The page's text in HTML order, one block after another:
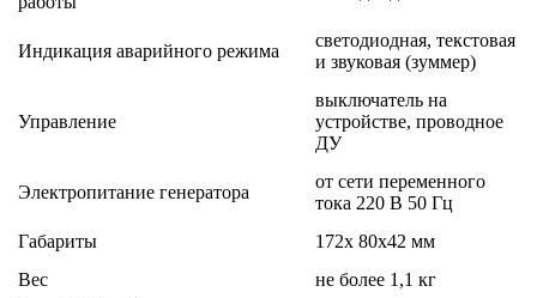
Индикация аварийного режима
светодиодная, текстовая
и звуковая (зуммер)
Управление
выключатель на
устройстве, проводное
ДУ
Электропитание генератора
от сети переменного
тока 220 В 50 Гц
Габариты
172х 80х42 мм
Вес
не более 1,1 кг